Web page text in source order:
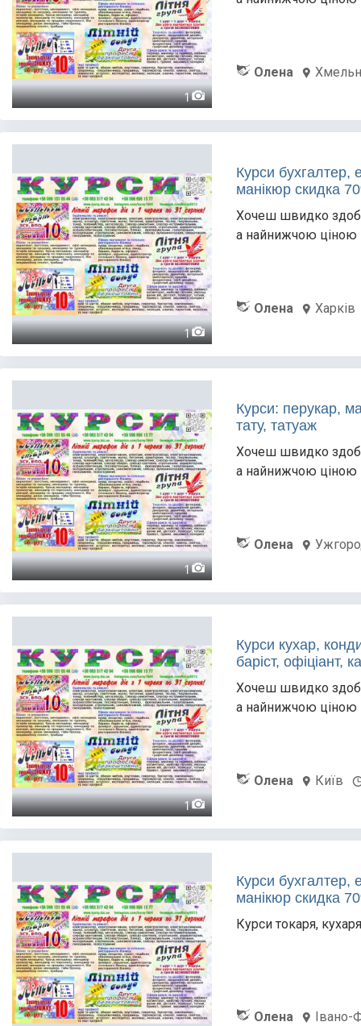
1
Олена
1
Курси бухгалтер,
манікюр скидка
Хочеш швидко
а найнижчою ціною
Олена Харків
1
Курси: перукар,
тату, татуаж
Хочеш швидко
а найнижчою ціною
Олена
1
Курси кухар,
баріст, офіціант,
Хочеш швидко
а найнижчою ціною
Олена Київ
Курси бухгалтер,
манікюр скидка
Курси токаря,
Олена Івано-